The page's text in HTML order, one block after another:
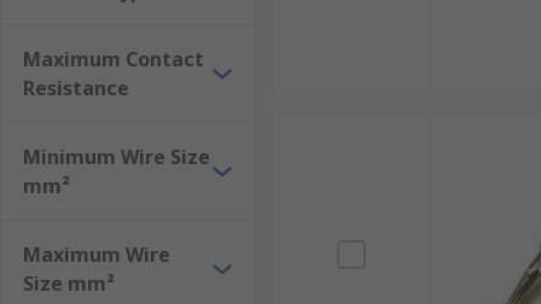
Maximum Contact
Resistance
Minimum Wire Size
mm²
Maximum Wire
Size mm²